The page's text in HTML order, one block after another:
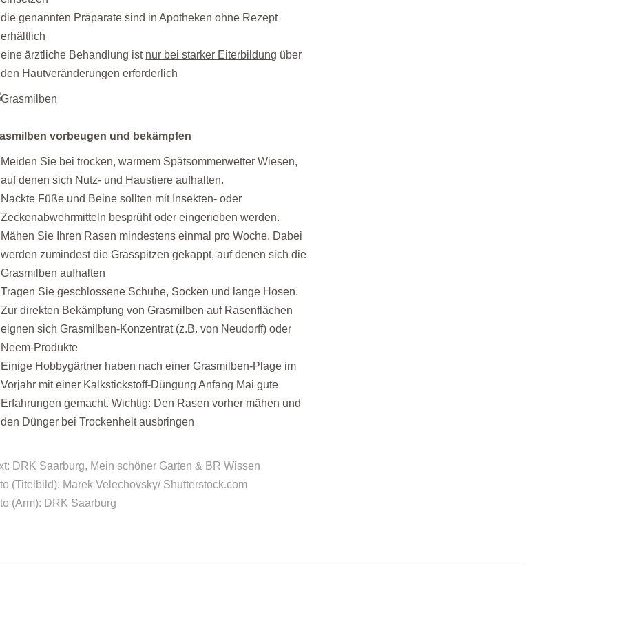
die genannten Präparate sind in Apotheken ohne Rezept
erhältlich
eine ärztliche Behandlung ist nur bei starker Eiterbildung über
den Hautveränderungen erforderlich
vorbeugen und bekämpfen
Meiden Sie bei trocken, warmem Spätsommerwetter Wiesen,
auf denen sich Nutz- und Haustiere aufhalten.
Nackte Füße und Beine sollten mit Insekten- oder
Zeckenabwehrmitteln besprüht oder eingerieben werden.
Mähen Sie Ihren Rasen mindestens einmal pro Woche. Dabei
werden zumindest die Grasspitzen gekappt, auf denen sich die
Grasmilben aufhalten
Tragen Sie geschlossene Schuhe, Socken und lange Hosen.
Zur direkten Bekämpfung von Grasmilben auf Rasenflächen
eignen sich Grasmilben-Konzentrat (z.B. von Neudorff) oder
Neem-Produkte
Einige Hobbygärtner haben nach einer Grasmilben-Plage im
Vorjahr mit einer Kalkstickstoff-Düngung Anfang Mai gute
Erfahrungen gemacht. Wichtig: Den Rasen vorher mähen und
den Dünger bei Trockenheit ausbringen
DRK Saarburg, Mein schöner Garten & BR Wissen
(Titelbild): Marek Velechovsky/ Shutterstock.com
(Arm): DRK Saarburg